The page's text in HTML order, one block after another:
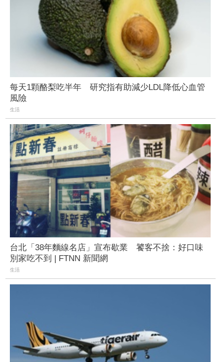
每天1顆酪梨吃半年 研究指有助減少LDL降低心血管
風險
生活
台北「38年麵線名店」宣布歇業 饕客不捨：好口味
別家吃不到 | FTNN 新聞網
生活